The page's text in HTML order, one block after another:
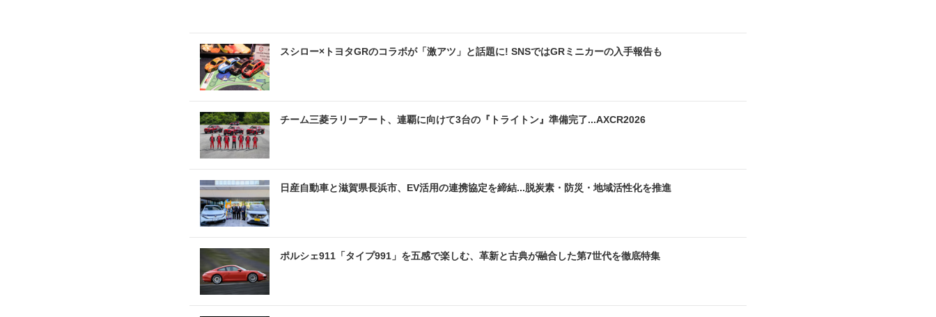
スシロー×トヨタGRのコラボが「激アツ」と話題に! SNSではGRミニカーの入手報告も
チーム三菱ラリーアート、連覇に向けて3台の『トライトン』準備完了...AXCR2026
日産自動車と滋賀県長浜市、EV活用の連携協定を締結...脱炭素・防災・地域活性化を推進
ポルシェ911「タイプ991」を五感で楽しむ、革新と古典が融合した第7世代を徹底特集